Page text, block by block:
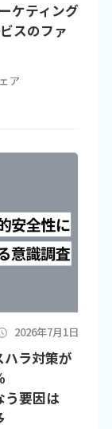
ケティング
スのファ
ア
2026年7月1日
ラ対策が
う要因は